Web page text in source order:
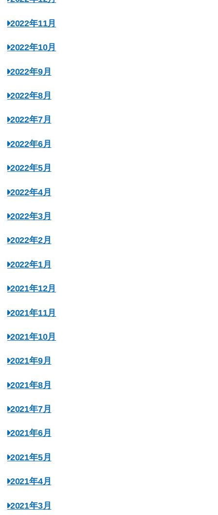
2022年11月
2022年10月
2022年9月
2022年8月
2022年7月
2022年6月
2022年5月
2022年4月
2022年3月
2022年2月
2022年1月
2021年12月
2021年11月
2021年10月
2021年9月
2021年8月
2021年7月
2021年6月
2021年5月
2021年4月
2021年3月